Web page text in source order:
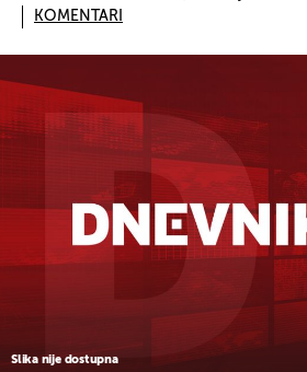
KOMENTARI
Slika nije dostupna